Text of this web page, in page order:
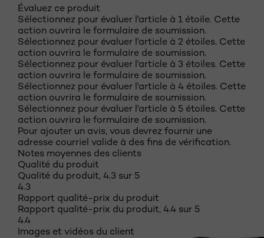
Évaluez ce produit
Sélectionnez pour évaluer l'article à 1 étoile. Cette
action ouvrira le formulaire de soumission.
Sélectionnez pour évaluer l'article à 2 étoiles. Cette
action ouvrira le formulaire de soumission.
Sélectionnez pour évaluer l'article à 3 étoiles. Cette
action ouvrira le formulaire de soumission.
Sélectionnez pour évaluer l'article à 4 étoiles. Cette
action ouvrira le formulaire de soumission.
Sélectionnez pour évaluer l'article à 5 étoiles. Cette
action ouvrira le formulaire de soumission.
Pour ajouter un avis, vous devrez fournir une
adresse courriel valide à des fins de vérification.
Notes moyennes des clients
Qualité du produit
Qualité du produit, 4.3 sur 5
4.3
Rapport qualité-prix du produit
Rapport qualité-prix du produit, 4.4 sur 5
4.4
Images et vidéos du client